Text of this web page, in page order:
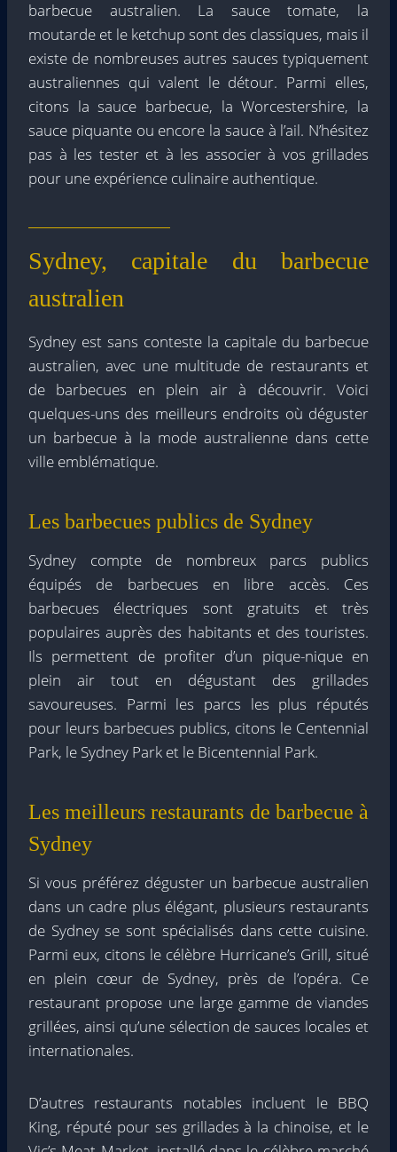
barbecue australien. La sauce tomate, la
moutarde et le ketchup sont des classiques, mais il
existe de nombreuses autres sauces typiquement
australiennes qui valent le détour. Parmi elles,
citons la sauce barbecue, la Worcestershire, la
sauce piquante ou encore la sauce à l’ail. N’hésitez
pas à les tester et à les associer à vos grillades
pour une expérience culinaire authentique.
Sydney, capitale du barbecue
australien
Sydney est sans conteste la capitale du barbecue
australien, avec une multitude de restaurants et
de barbecues en plein air à découvrir. Voici
quelques-uns des meilleurs endroits où déguster
un barbecue à la mode australienne dans cette
ville emblématique.
Les barbecues publics de Sydney
Sydney compte de nombreux parcs publics
équipés de barbecues en libre accès. Ces
barbecues électriques sont gratuits et très
populaires auprès des habitants et des touristes.
Ils permettent de profiter d’un pique-nique en
plein air tout en dégustant des grillades
savoureuses. Parmi les parcs les plus réputés
pour leurs barbecues publics, citons le Centennial
Park, le Sydney Park et le Bicentennial Park.
Les meilleurs restaurants de barbecue à
Sydney
Si vous préférez déguster un barbecue australien
dans un cadre plus élégant, plusieurs restaurants
de Sydney se sont spécialisés dans cette cuisine.
Parmi eux, citons le célèbre Hurricane’s Grill, situé
en plein cœur de Sydney, près de l’opéra. Ce
restaurant propose une large gamme de viandes
grillées, ainsi qu’une sélection de sauces locales et
internationales.
D’autres restaurants notables incluent le BBQ
King, réputé pour ses grillades à la chinoise, et le